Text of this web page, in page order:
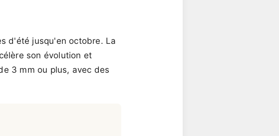
d'été jusqu'en octobre. La
son évolution et
3 mm ou plus, avec des